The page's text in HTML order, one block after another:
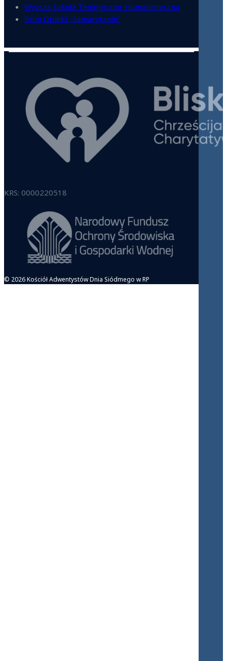
Wyższa Szkoła Teologiczno-Humanistyczna
Dom Opieki „Samarytanin”
KRS: 0000220518
© 2026 Kościół Adwentystów Dnia Siódmego w RP